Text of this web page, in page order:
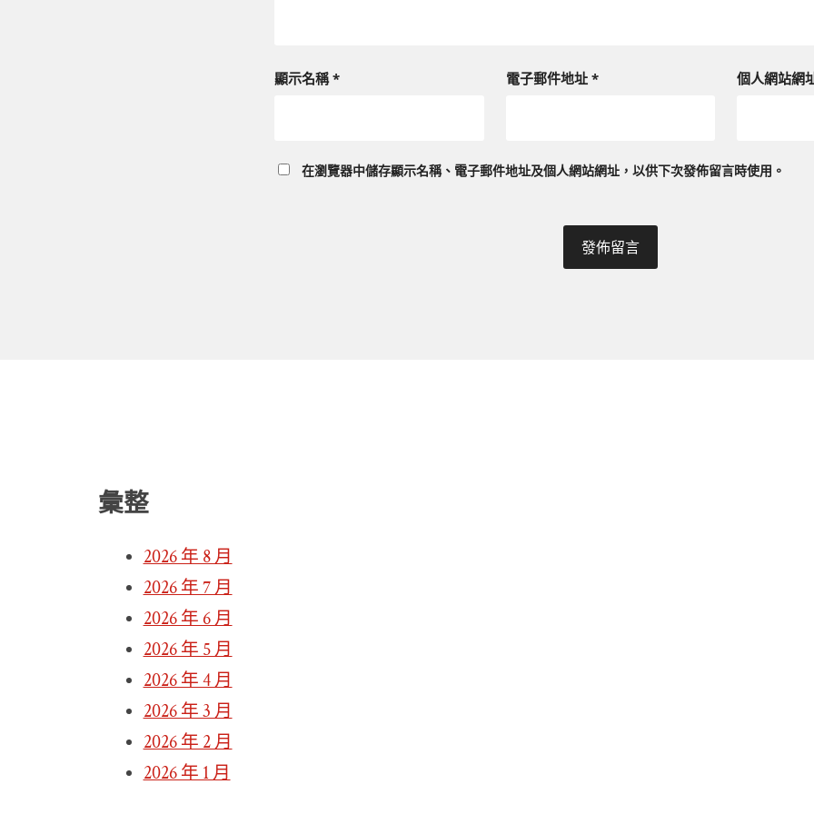
顯示名稱* 電子郵件地址 * 個人網站網
在瀏覽器中儲存顯示名稱、電子郵件地址及個人網站網址，以供下次發佈留言時使用。
彙整
2026 年 8 月
2026 年 7 月
2026 年 6 月
2026 年 5 月
2026 年 4 月
2026 年 3 月
2026 年 2 月
2026 年 1 月